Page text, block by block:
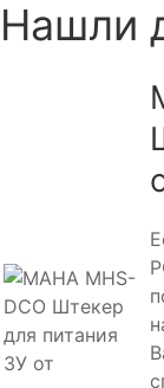
Нашли